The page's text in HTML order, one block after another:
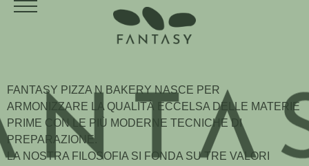
FANTASY PIZZA N BAKERY NASCE PER
ARMONIZZARE LA QUALITÀ ECCELSA DELLE MATERIE
PRIME CON LE PIÙ MODERNE TECNICHE DI
PREPARAZIONE.
LA NOSTRA FILOSOFIA SI FONDA SU TRE VALORI